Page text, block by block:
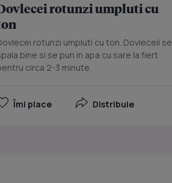
rotunzi umpluti cu
rotunzi umpluti cu ton. Dovleceii se
bine si se pun in apa cu sare la fiert
circa 2-3 minute.
Îmi place Distribuie